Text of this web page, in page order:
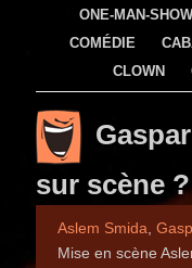
ONE-MAN-SHOW
COMÉDIE
CLOWN
sur scène ?
Aslem Smida,
Mise en scène